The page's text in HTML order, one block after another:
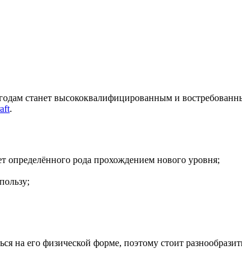
станет высококвалифицированным и
.
определённого рода прохождением нового уровня;
на его физической форме, поэтому стоит